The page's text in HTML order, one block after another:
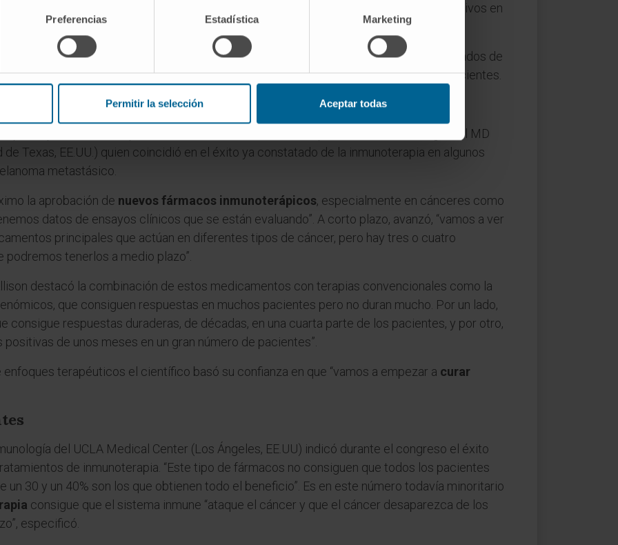
Preferencias Estadística Marketing
Permitir la selección Aceptar todas
“Podemos decir –apuntó el Dr. Melero- que hemos obtenido resultados clínicos objetivos en
no se habían conseguido nunca”.
sumó “la mejora en la predicción de los pacientes que pueden resultar más beneficiados de
gracias a la medición de los parámetros en laboratorio y de las muestras de los pacientes.
participaron en el Simposio, destaca el Dr. James Allison, profesor de Inmunología del MD
Texas, EE.UU.) quien coincidió en el éxito ya constatado de la inmunoterapia en algunos
metastásico.
la aprobación de nuevos fármacos inmunoterápicos, especialmente en cánceres como
datos de ensayos clínicos que se están evaluando”. A corto plazo, avanzó, “vamos a ver
principales que actúan en diferentes tipos de cáncer, pero hay tres o cuatro
tenerlos a medio plazo”.
destacó la combinación de estos medicamentos con terapias convencionales como la
que consiguen respuestas en muchos pacientes pero no duran mucho. Por un lado,
consigue respuestas duraderas, de décadas, en una cuarta parte de los pacientes, y por otro,
de unos meses en un gran número de pacientes”.
terapéuticos el científico basó su confianza en que “vamos a empezar a curar
del UCLA Medical Center (Los Ángeles, EE.UU) indicó durante el congreso el éxito
de inmunoterapia. “Este tipo de fármacos no consiguen que todos los pacientes
un 30 y un 40% son los que obtienen todo el beneficio”. Es en este número todavía minoritario
consigue que el sistema inmune “ataque el cáncer y que el cáncer desaparezca de los
especificó.